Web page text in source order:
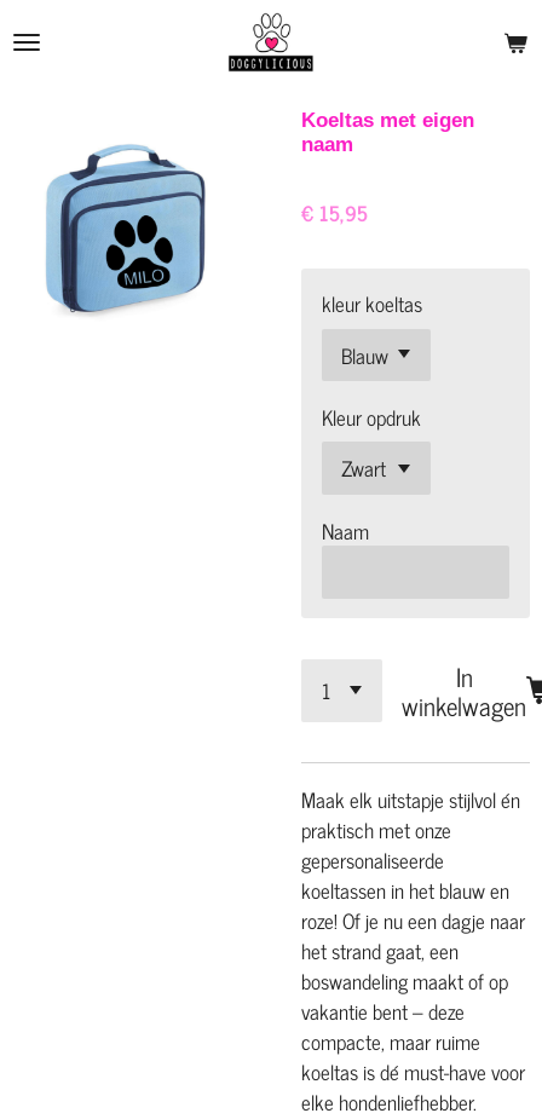
direct
hoofdinhoud
Koeltas met eigen
naam
€ 15,95
kleur koeltas
Kleur opdruk
Naam
In
winkelwagen
Maak elk uitstapje stijlvol én
praktisch met onze
gepersonaliseerde
koeltassen in het blauw en
roze! Of je nu een dagje naar
het strand gaat, een
boswandeling maakt of op
vakantie bent – deze
compacte, maar ruime
koeltas is dé must-have voor
elke hondenliefhebber.